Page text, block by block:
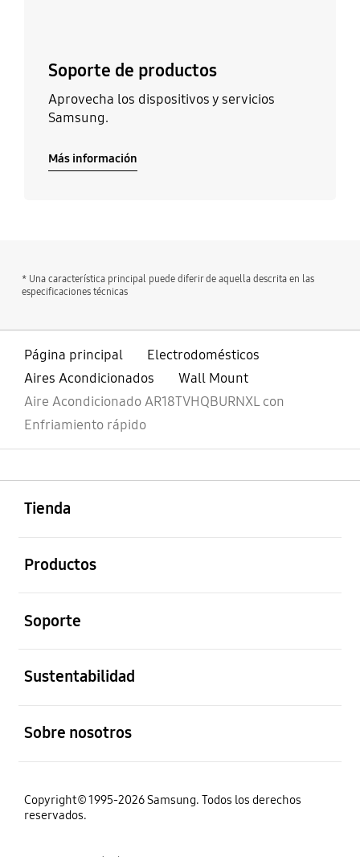
Soporte de productos
Aprovecha los dispositivos y servicios
Samsung.
Más información
* Una característica principal puede diferir de aquella descrita en las
especificaciones técnicas
Página principal
Electrodomésticos
Aires Acondicionados
Wall Mount
Aire Acondicionado AR18TVHQBURNXL con
Enfriamiento rápido
Tienda
Productos
Soporte
Sustentabilidad
Sobre nosotros
Copyright© 1995-2026 Samsung. Todos los derechos
reservados.